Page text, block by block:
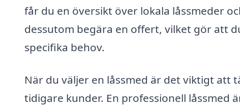
får du en översikt över lokala låssmeder
dessutom begära en offert, vilket gör att
specifika behov.
När du väljer en låssmed är det viktigt att
tidigare kunder. En professionell låssmed